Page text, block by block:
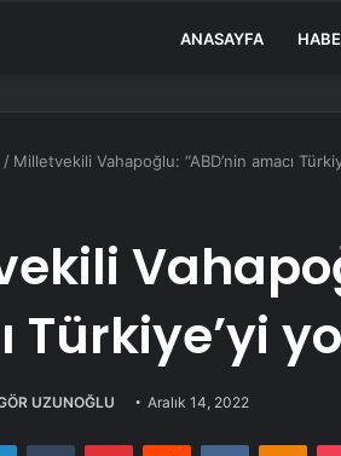
ANASAYFA
/ Milletvekili Vahapoğlu: “ABD’nin amacı
Türkiye’yi
UZUNOĞLU Aralık 14, 2022
LinkedInTumblr PinterestReddit VKontakte